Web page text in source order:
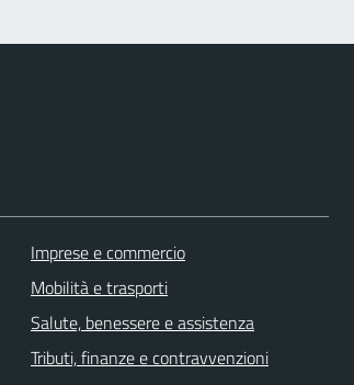
Imprese e commercio
Mobilità e trasporti
Salute, benessere e assistenza
Tributi, finanze e contravvenzioni